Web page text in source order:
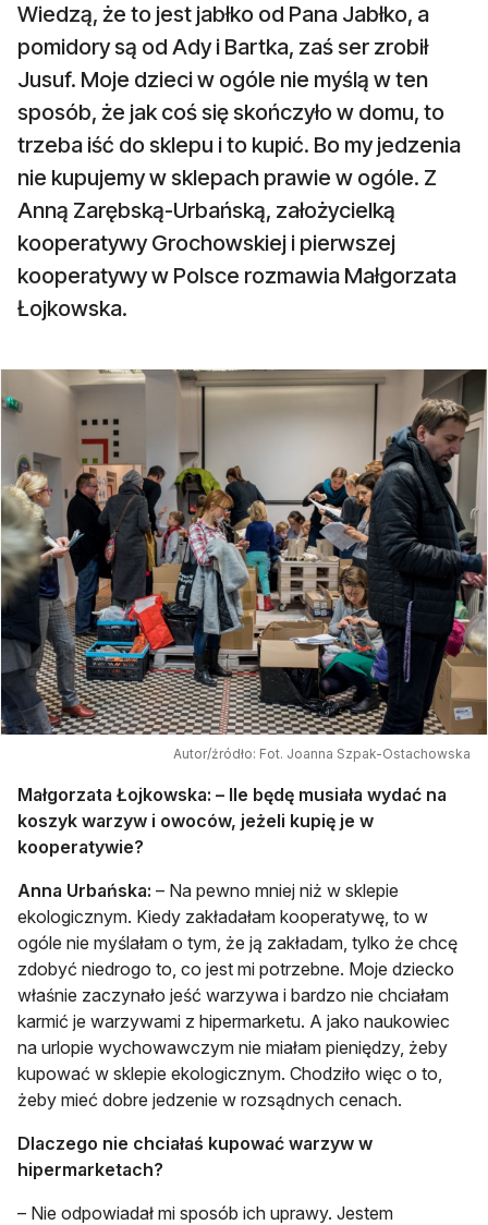
Wiedzą, że to jest jabłko od Pana Jabłko, a
pomidory są od Ady i Bartka, zaś ser zrobił
Jusuf. Moje dzieci w ogóle nie myślą w ten
sposób, że jak coś się skończyło w domu, to
trzeba iść do sklepu i to kupić. Bo my jedzenia
nie kupujemy w sklepach prawie w ogóle. Z
Anną Zarębską-Urbańską, założycielką
kooperatywy Grochowskiej i pierwszej
kooperatywy w Polsce rozmawia Małgorzata
Łojkowska.
Autor/źródło: Fot. Joanna Szpak-Ostachowska
Małgorzata Łojkowska: – Ile będę musiała wydać na
koszyk warzyw i owoców, jeżeli kupię je w
kooperatywie?
Anna Urbańska: – Na pewno mniej niż w sklepie
ekologicznym. Kiedy zakładałam kooperatywę, to w
ogóle nie myślałam o tym, że ją zakładam, tylko że chcę
zdobyć niedrogo to, co jest mi potrzebne. Moje dziecko
właśnie zaczynało jeść warzywa i bardzo nie chciałam
karmić je warzywami z hipermarketu. A jako naukowiec
na urlopie wychowawczym nie miałam pieniędzy, żeby
kupować w sklepie ekologicznym. Chodziło więc o to,
żeby mieć dobre jedzenie w rozsądnych cenach.
Dlaczego nie chciałaś kupować warzyw w
hipermarketach?
– Nie odpowiadał mi sposób ich uprawy. Jestem